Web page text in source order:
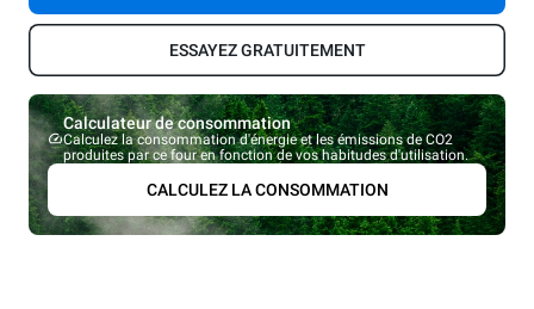
ESSAYEZ GRATUITEMENT
Calculateur de consommation
Calculez la consommation d'énergie et les émissions de CO2
produites par ce four en fonction de vos habitudes d'utilisation.
CALCULEZ LA CONSOMMATION